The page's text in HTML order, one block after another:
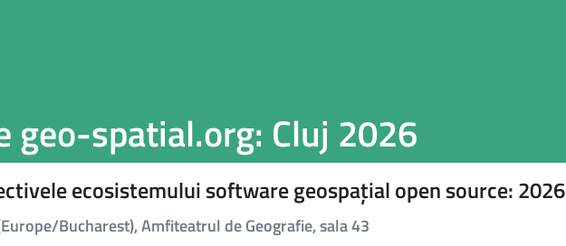
geo-spatial.org: Cluj 2026
ecosistemului software geospațial open source: 2026
Bucharest), Amfiteatrul de Geografie, sala 43